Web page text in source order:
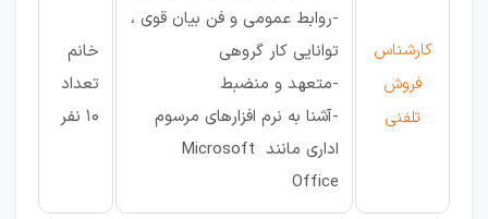
کارشناس
فروش
تلفنی
-روابط عمومی و فن بیان قوی ،
توانایی کار گروهی
-متعهد و منضبط
-آشنا به نرم افزارهای مرسوم
اداری مانند Microsoft
Office
خانم
تعداد
10 نفر